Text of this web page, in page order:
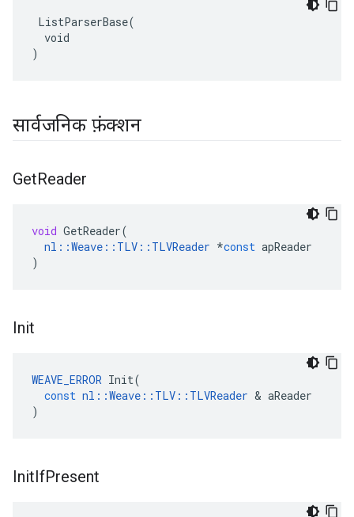
ListParserBase(
  void
)
सार्वजनिक फ़ंक्शन
GetReader
void GetReader(
nl ::Weave :: TLV :: TLVReader *const apReader
)
Init
WEAVE_ERROR Init(
const nl ::Weave :: TLV :: TLVReader & aReader
)
InitIfPresent